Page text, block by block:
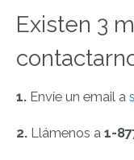
Existen 3
1. Envíe un email a
2. Llámenos a 1-